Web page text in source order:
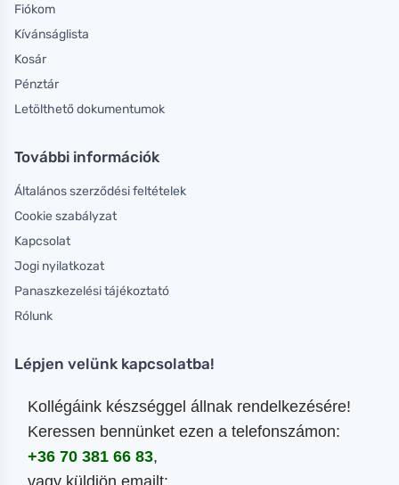
Fiókom
Kívánságlista
Kosár
Pénztár
Letölthető dokumentumok
További információk
Általános szerződési feltételek
Cookie szabályzat
Kapcsolat
Jogi nyilatkozat
Panaszkezelési tájékoztató
Rólunk
Lépjen velünk kapcsolatba!
Kollégáink készséggel állnak rendelkezésére!
Keressen bennünket ezen a telefonszámon:
+36 70 381 66 83,
vagy küldjön emailt: